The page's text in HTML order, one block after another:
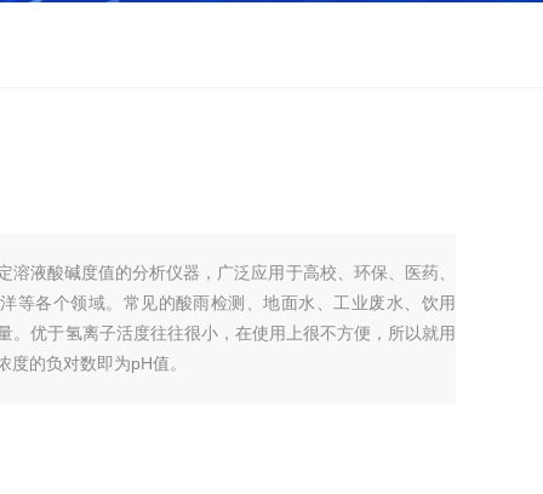
溶液酸碱度值的分析仪器，广泛应用于高校、环保、医药、
等各个领域。常见的酸雨检测、地面水、工业废水、饮用
。优于氢离子活度往往很小，在使用上很不方便，所以就用
的负对数即为pH值。